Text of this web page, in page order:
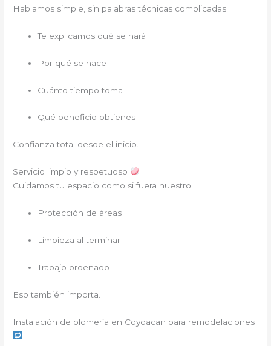
Hablamos simple, sin palabras técnicas complicadas:
Te explicamos qué se hará
Por qué se hace
Cuánto tiempo toma
Qué beneficio obtienes
Confianza total desde el inicio.
Servicio limpio y respetuoso
Cuidamos tu espacio como si fuera nuestro:
Protección de áreas
Limpieza al terminar
Trabajo ordenado
Eso también importa.
Instalación de plomería en Coyoacan para remodelaciones